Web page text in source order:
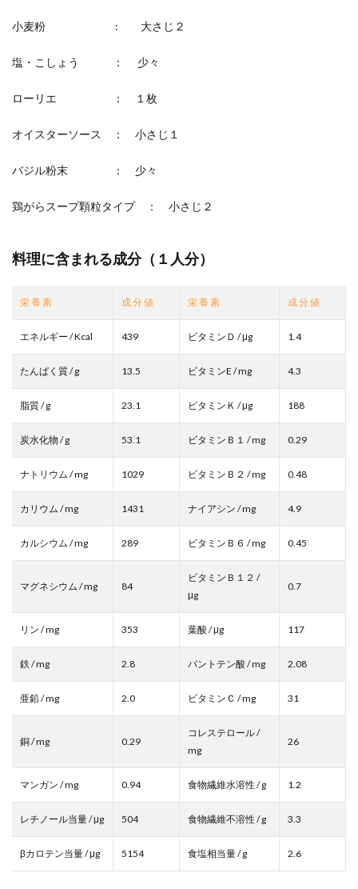
小麦粉 : 大さじ２
塩・こしょう ： 少々
ローリエ ： １枚
オイスターソース ： 小さじ１
バジル粉末 ： 少々
鶏がらスープ顆粒タイプ ： 小さじ２
料理に含まれる成分（１人分）
栄 養 素 成 分 値 栄 養 素 成 分 値
エネルギー / Kcal 439 ビタミンＤ / μg 1.4
たんぱく質 / g 13.5 ビタミンE / mg 4.3
脂質 / g 23.1 ビタミンＫ / μg 188
炭水化物 / g 53.1 ビタミンＢ１ / mg 0.29
ナトリウム / mg 1029 ビタミンＢ２ / mg 0.48
カリウム / mg 1431 ナイアシン / mg 4.9
カルシウム / mg 289 ビタミンＢ６ / mg 0.45
マグネシウム / mg 84
ビタミンＢ１２ /
μg
0.7
リン / mg 353 葉酸 / μg 117
鉄 / mg 2.8 パントテン酸 / mg 2.08
亜鉛 / mg 2.0 ビタミンＣ / mg 31
銅 / mg 0.29
コレステロール /
mg
26
マンガン / mg 0.94 食物繊維水溶性 / g 1.2
レチノール当量 / μg 504 食物繊維不溶性 / g 3.3
βカロテン当量 / μg 5154 食塩相当量 / g 2.6